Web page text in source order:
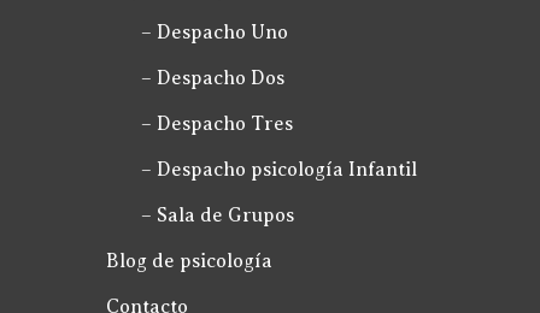
– Despacho Uno
– Despacho Dos
– Despacho Tres
– Despacho psicología Infantil
– Sala de Grupos
Blog de psicología
Contacto